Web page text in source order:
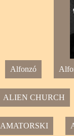
Alfonzó
ALIEN CHURCH
AMATORSKI